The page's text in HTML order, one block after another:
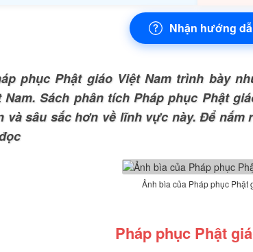
Nhận hướng
phục Phật giáo Việt Nam trình bày
Nam. Sách phân tích Pháp phục Phật
và sâu sắc hơn về lĩnh vực này. Để
Ảnh bìa của Pháp phục Phật
Pháp phục Phật